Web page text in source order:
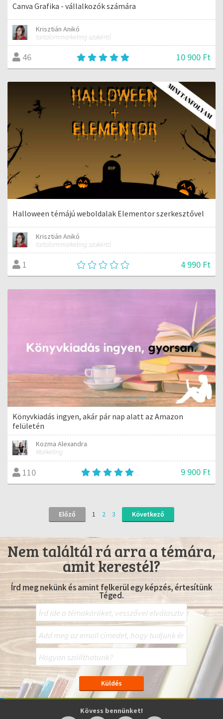
Canva Grafika - vállalkozók számára
Krisztián Anikó
tartalommarketing szakértő
46 10 900 Ft
Halloween témájú weboldalak Elementor szerkesztővel
Krisztián Anikó
tartalommarketing szakértő
1 4 990 Ft
Könyvkiadás ingyen, akár pár nap alatt az Amazon
felületén
Kozma Alexandra
Marketing
110 9 900 Ft
Előző 1 2 3 Következő
Nem találtál rá arra a témára,
amit kerestél?
Írd meg nekünk és amint felkerül egy képzés, értesítünk
Téged.
Kövess bennünket!